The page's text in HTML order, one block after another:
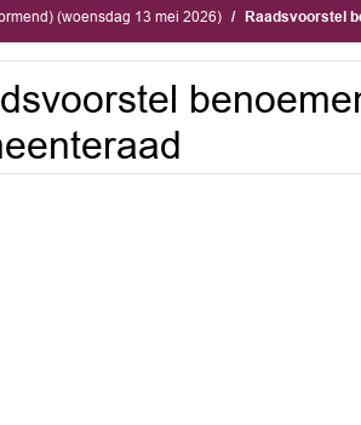
(woensdag 13 mei 2026) Raadsvoorstel